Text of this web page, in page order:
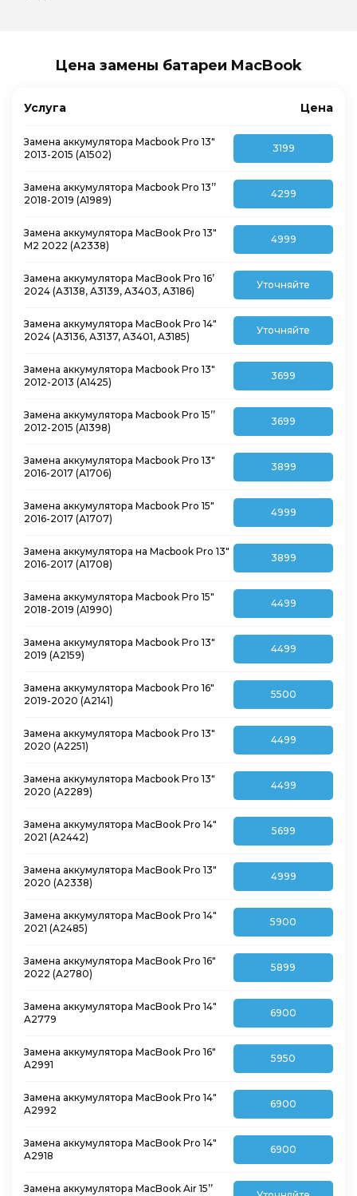
Цена замены батареи MacBook
Услуга Цена
Замена аккумулятора Macbook Pro 13″
2013-2015 (А1502)
3199
Замена аккумулятора Macbook Pro 13’’
2018-2019 (A1989)
4299
Замена аккумулятора MacBook Pro 13″
M2 2022 (A2338)
4999
Замена аккумулятора MacBook Pro 16’
2024 (A3138, A3139, A3403, A3186)
Уточняйте
Замена аккумулятора MacBook Pro 14″
2024 (A3136, A3137, A3401, A3185)
Уточняйте
Замена аккумулятора Macbook Pro 13″
2012-2013 (А1425)
3699
Замена аккумулятора Macbook Pro 15’’
2012-2015 (A1398)
3699
Замена аккумулятора Macbook Pro 13″
2016-2017 (А1706)
3899
Замена аккумулятора Macbook Pro 15″
2016-2017 (А1707)
4999
Замена аккумулятора на Macbook Pro 13″
2016-2017 (А1708)
3899
Замена аккумулятора Macbook Pro 15″
2018-2019 (A1990)
4499
Замена аккумулятора Macbook Pro 13″
2019 (A2159)
4499
Замена аккумулятора Macbook Pro 16″
2019-2020 (A2141)
5500
Замена аккумулятора Macbook Pro 13″
2020 (A2251)
4499
Замена аккумулятора Macbook Pro 13″
2020 (A2289)
4499
Замена аккумулятора MacBook Pro 14″
2021 (A2442)
5699
Замена аккумулятора MacBook Pro 13″
2020 (A2338)
4999
Замена аккумулятора MacBook Pro 14″
2021 (A2485)
5900
Замена аккумулятора MacBook Pro 16″
2022 (A2780)
5899
Замена аккумулятора MacBook Pro 14″
A2779
6900
Замена аккумулятора MacBook Pro 16″
A2991
5950
Замена аккумулятора MacBook Pro 14″
A2992
6900
Замена аккумулятора MacBook Pro 14″
A2918
6900
Замена аккумулятора MacBook Air 15’’